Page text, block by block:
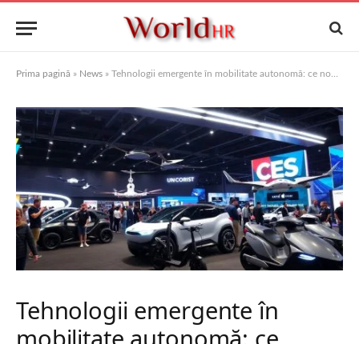
Prima pagină » News » Tehnologii emergente în mobilitate autonomă: ce noutăţi au apărut la târgurile de tehnologie din 2025
Tehnologii emergente în